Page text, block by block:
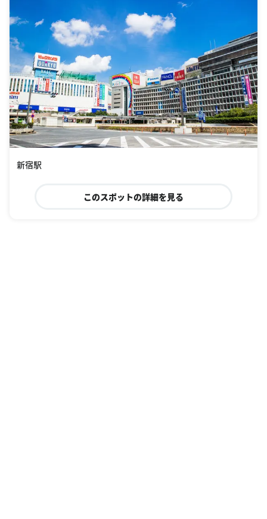
新宿駅
このスポットの詳細を見る